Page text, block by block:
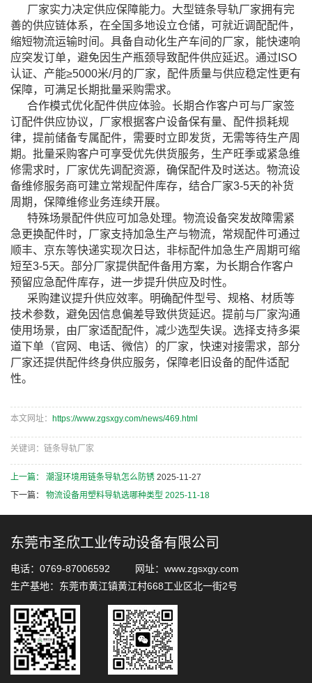
厂家实力决定供应保障能力。大型链条导轨厂家拥有完
善的供应链体系，在全国多地设立仓储，可就近调配配件，
缩短物流运输时间。具备自动化生产车间的厂家，能快速响
应突发订单，避免因生产瓶颈导致配件供应延迟。通过ISO
认证、产能≥5000米/月的厂家，配件质量与供应稳定性更有
保障，可满足长期批量采购需求。
合作模式优化配件供应体验。长期合作客户可与厂家签
订配件供应协议，厂家根据客户设备保有量、配件损耗规
律，提前储备专属配件，需要时立即发货，无需等待生产周
期。批量采购客户可享受优先供货服务，生产旺季或紧急维
修需求时，厂家优先调配资源，确保配件及时送达。物流设
备维修服务商可建立常规配件库存，结合厂家3-5天的补货
周期，保障维修业务连续开展。
特殊场景配件供应可加急处理。物流设备突发故障需紧
急更换配件时，厂家支持加急生产与物流，常规配件可通过
顺丰、京东等快递实现次日达，非标配件加急生产周期可缩
短至3-5天。部分厂家提供配件备用方案，为长期合作客户
预留应急配件库存，进一步提升供应及时性。
采购建议提升供应效率。明确配件型号、规格、材质等
技术参数，避免因信息偏差导致供货延迟。提前与厂家沟通
使用场景，由厂家适配配件，减少选型失误。选择支持多渠
道下单（官网、电话、微信）的厂家，快速对接需求，部分
厂家还提供配件终身供应服务，保障老旧设备的配件适配
性。
本文网址： https://www.zgsxgy.com/news/469.html
关键词：链条导轨厂家
上一篇： 潮湿环境用链条导轨怎么防锈 2025-11-27
下一篇：
物流设备用塑料导轨选哪种类型 2025-11-18
东莞市圣欣工业传动设备有限公司
电话：0769-87006592 网址：www.zgsxgy.com
生产基地：东莞市黄江镇黄江村668工业区北一街2号